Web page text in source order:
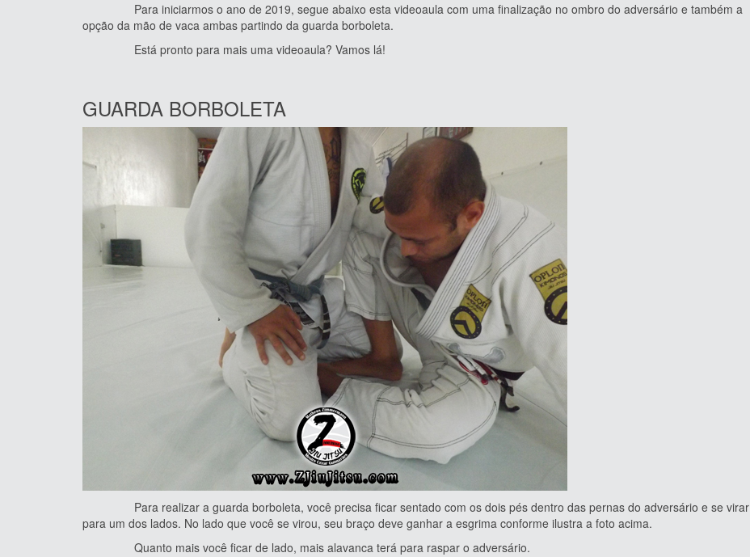
Para iniciarmos o ano de 2019, segue abaixo esta videoaula com uma finalização no ombro do adversário e também a
opção da mão de vaca ambas partindo da guarda borboleta.
Está pronto para mais uma videoaula? Vamos lá!
GUARDA BORBOLETA
Para realizar a guarda borboleta, você precisa ficar sentado com os dois pés dentro das pernas do adversário e se virar
para um dos lados. No lado que você se virou, seu braço deve ganhar a esgrima conforme ilustra a foto acima.
Quanto mais você ficar de lado, mais alavanca terá para raspar o adversário.